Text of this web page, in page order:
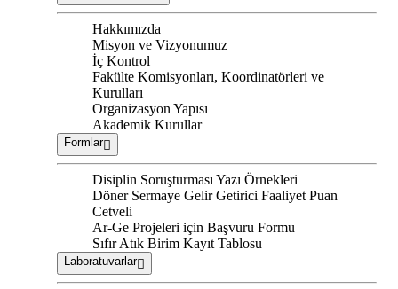
Hakkımızda
Misyon ve Vizyonumuz
İç Kontrol
Fakülte Komisyonları, Koordinatörleri ve
Kurulları
Organizasyon Yapısı
Akademik Kurullar
Formlar
Disiplin Soruşturması Yazı Örnekleri
Döner Sermaye Gelir Getirici Faaliyet Puan
Cetveli
Ar-Ge Projeleri için Başvuru Formu
Sıfır Atık Birim Kayıt Tablosu
Laboratuvarlar